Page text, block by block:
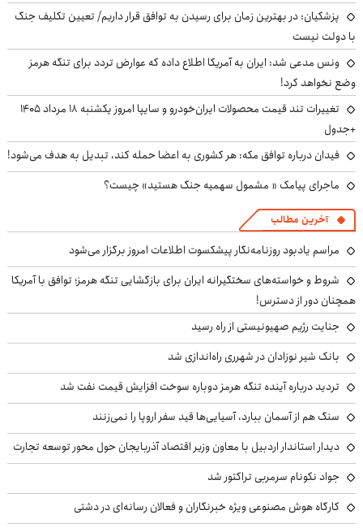
پزشکیان‌: در بهترین زمان برای رسیدن به توافق قرار داریم/ تعیین تکلیف جنگ
با دولت نیست
ونس مدعی شد: ایران به آمریکا اطلاع داده که عوارض تردد برای تنگه هرمز
وضع نخواهد کرد!
تغییرات تند قیمت محصولات ایران‌خودرو و سایپا امروز یکشنبه ۱۸ مرداد ۱۴۰۵
+جدول
فیدان درباره توافق مکه: هر کشوری به اعضا حمله کند، تبدیل به هدف می‌شود!
ماجرای پیامک « مشمول سهمیه جنگ هستید» چیست؟
آخرین مطالب
مراسم یادبود روزنامه‌نگار پیشکسوت اطلاعات امروز برگزار می‌شود
شروط و خواسته‌های سختگیرانه ایران برای بازگشایی تنگه هرمز؛ توافق با آمریکا
همچنان دور از دسترس!
جنایت رژیم صهیونیستی از راه رسید
بانک شیر نوزادان در شهرری راه‌اندازی شد
تردید درباره آینده تنگه هرمز دوباره سوخت افزایش قیمت نفت شد
سنگ هم از آسمان ببارد، آسیایی‌ها قید سفر اروپا را نمی‌زنند
دیدار استاندار اردبیل با معاون وزیر اقتصاد آذربایجان حول محور توسعه تجارت
جواد نکونام سرمربی تراکتور شد
کارگاه هوش مصنوعی ویژه خبرنگاران و فعالان رسانه‌ای در دشتی